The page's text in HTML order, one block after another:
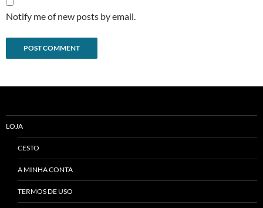
Notify me of new posts by email.
LOJA
CESTO
A MINHA CONTA
TERMOS DE USO